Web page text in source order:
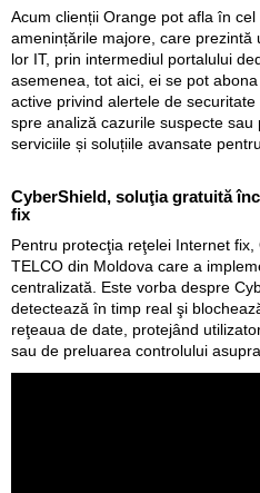
Acum clienții Orange pot afla în
amenințările majore, care prezintă
lor IT, prin intermediul portalului
asemenea, tot aici, ei se pot
active privind alertele de
spre analiză cazurile suspecte
serviciile și soluțiile avansate
CyberShield, soluţia gratuită
fix
Pentru protecţia reţelei Internet
TELCO din Moldova care a
centralizată. Este vorba despre
detectează în timp real şi
reţeaua de date, protejând
sau de preluarea controlului